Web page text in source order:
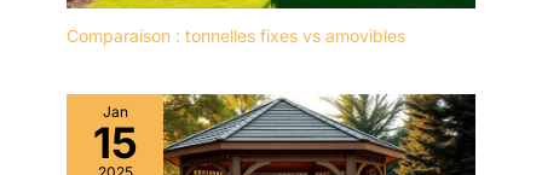
Comparaison : tonnelles fixes vs amovibles
Jan
15